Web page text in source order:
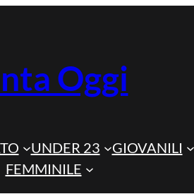
Oggi
UNDER 23 GIOVANILI
FEMMINILE